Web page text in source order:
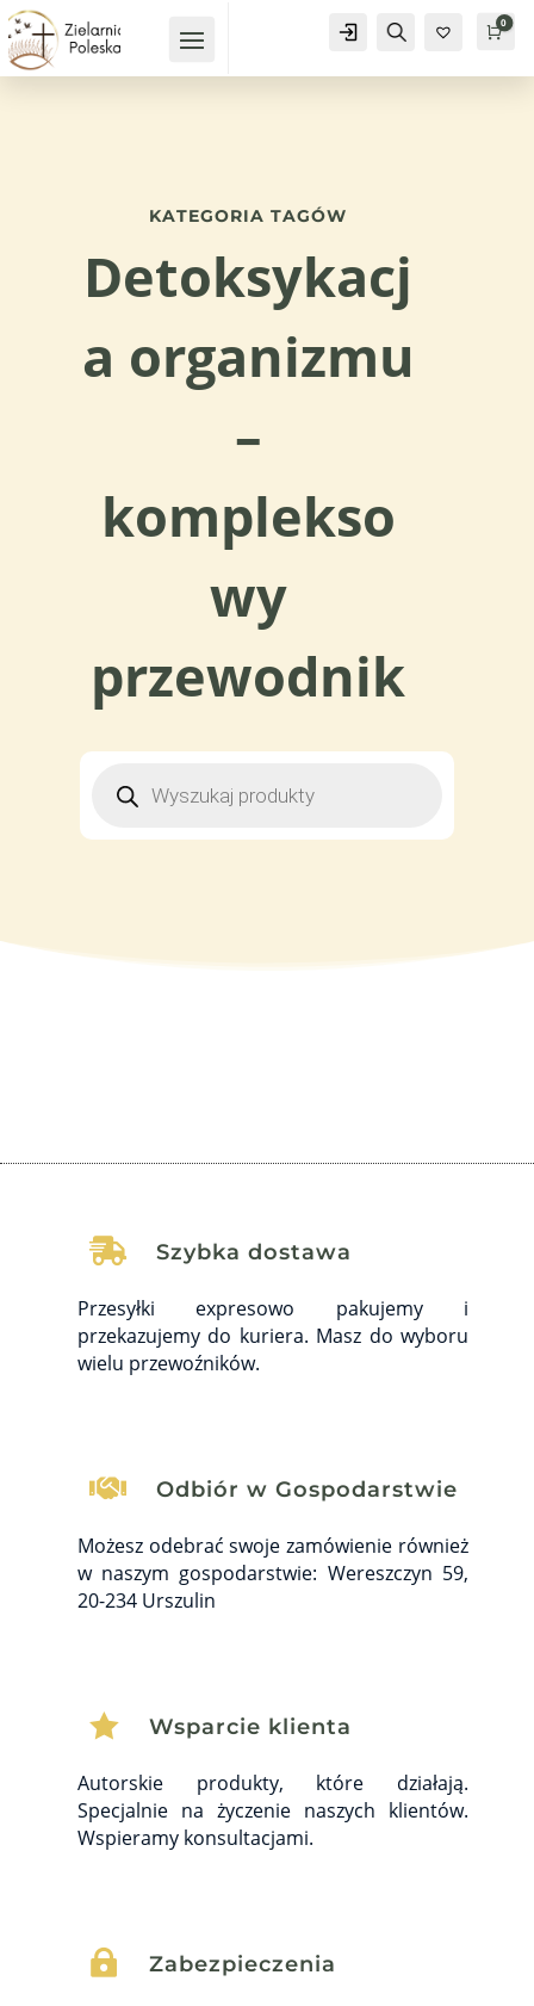
Konto Szukaj
0
KATEGORIA TAGÓW
Detoksykacj
a organizmu
–
komplekso
wy
przewodnik
PRODUKTÓW
 Szybka dostawa
Przesyłki expresowo pakujemy i
przekazujemy do kuriera. Masz do wyboru
wielu przewoźników.
 Odbiór w Gospodarstwie
Możesz odebrać swoje zamówienie również
w naszym gospodarstwie: Wereszczyn 59,
20-234 Urszulin
 Wsparcie klienta
Autorskie produkty, które działają.
Specjalnie na życzenie naszych klientów.
Wspieramy konsultacjami.
 Zabezpieczenia